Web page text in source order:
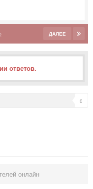
ДАЛЕЕ
ответов.
0
онлайн